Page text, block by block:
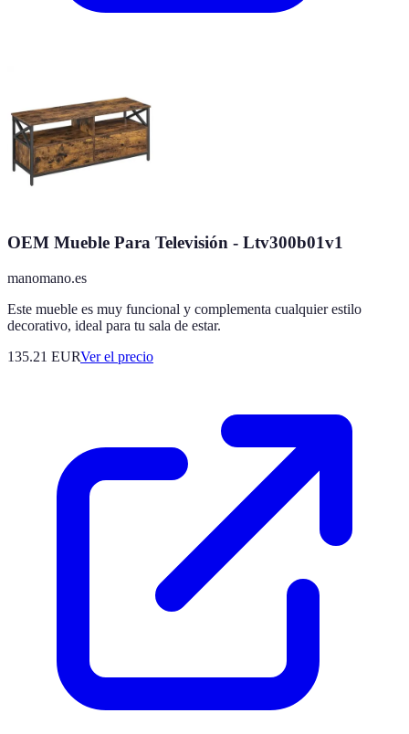
OEM Mueble Para Televisión - Ltv300b01v1
manomano.es
Este mueble es muy funcional y complementa cualquier estilo
decorativo, ideal para tu sala de estar.
135.21 EURVer el precio